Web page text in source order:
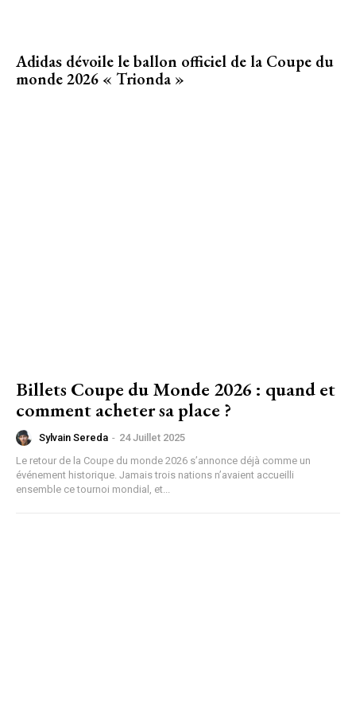
Adidas dévoile le ballon officiel de la Coupe du
monde 2026 « Trionda »
Billets Coupe du Monde 2026 : quand et
comment acheter sa place ?
Sylvain Sereda - 24 Juillet 2025
Le retour de la Coupe du monde 2026 s’annonce déjà comme un
événement historique. Jamais trois nations n’avaient accueilli
ensemble ce tournoi mondial, et...